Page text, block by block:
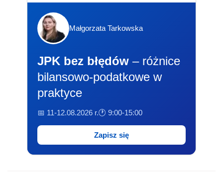
Małgorzata Tarkowska
JPK bez błędów – różnice
bilansowo-podatkowe w
praktyce
📅 11-12.08.2026 r.🕐 9:00-15:00
Zapisz się